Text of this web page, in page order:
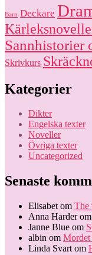
Barn Deckare
Sannhistorier
Skrivkurs
Kategorier
Dikter
Engelska texter
Noveller
Övriga texter
Uncategorized
Senaste
Elisabet om The
Anna Harderom
Janne Blue om
albin om Mordet
Linda Svart om